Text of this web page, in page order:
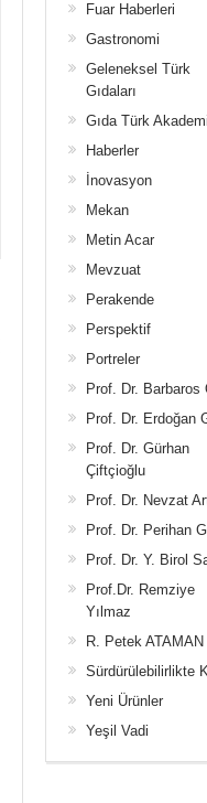
Fuar Haberleri
Gastronomi
Geleneksel Türk
Gıdaları
Gıda Türk Akademi
Haberler
İnovasyon
Mekan
Metin Acar
Mevzuat
Perakende
Perspektif
Portreler
Prof. Dr. Barbaros
Prof. Dr. Erdoğan
Prof. Dr. Gürhan
Çiftçioğlu
Prof. Dr. Nevzat
Prof. Dr. Perihan
Prof. Dr. Y. Birol
Prof.Dr. Remziye
Yılmaz
R. Petek ATAMAN
Sürdürülebilirlikte
Yeni Ürünler
Yeşil Vadi